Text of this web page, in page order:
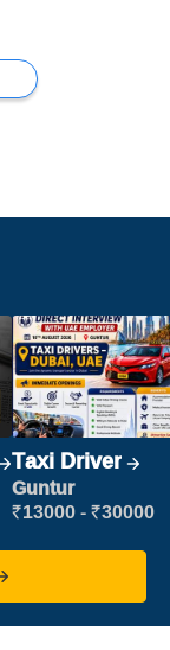
Taxi Driver
Guntur
₹13000 - ₹30000